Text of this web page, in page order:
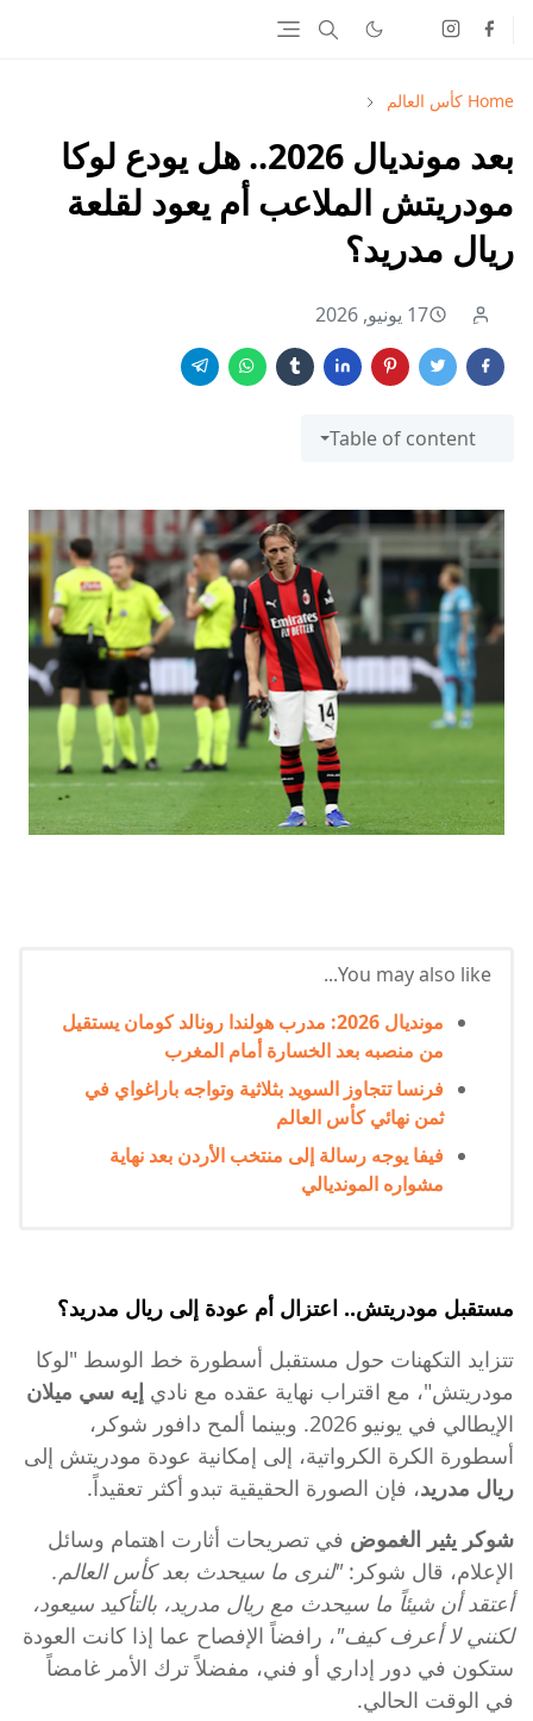
Home كأس العالم
بعد مونديال 2026.. هل يودع لوكا
مودريتش الملاعب أم يعود لقلعة
ريال مدريد؟
17 يونيو, 2026
Table of content
You may also like...
مونديال 2026: مدرب هولندا رونالد كومان يستقيل
من منصبه بعد الخسارة أمام المغرب
فرنسا تتجاوز السويد بثلاثية وتواجه باراغواي في
ثمن نهائي كأس العالم
فيفا يوجه رسالة إلى منتخب الأردن بعد نهاية
مشواره المونديالي
مستقبل مودريتش.. اعتزال أم عودة إلى ريال مدريد؟
تتزايد التكهنات حول مستقبل أسطورة خط الوسط "لوكا
مودريتش"، مع اقتراب نهاية عقده مع نادي إيه سي ميلان
الإيطالي في يونيو 2026. وبينما ألمح دافور شوكر،
أسطورة الكرة الكرواتية، إلى إمكانية عودة مودريتش إلى
ريال مدريد، فإن الصورة الحقيقية تبدو أكثر تعقيداً.
شوكر يثير الغموض في تصريحات أثارت اهتمام وسائل
الإعلام، قال شوكر:"لنرى ما سيحدث بعد كأس العالم.
أعتقد أن شيئاً ما سيحدث مع ريال مدريد، بالتأكيد سيعود،
لكنني لا أعرف كيف"، رافضاً الإفصاح عما إذا كانت العودة
ستكون في دور إداري أو فني، مفضلاً ترك الأمر غامضاً
في الوقت الحالي.